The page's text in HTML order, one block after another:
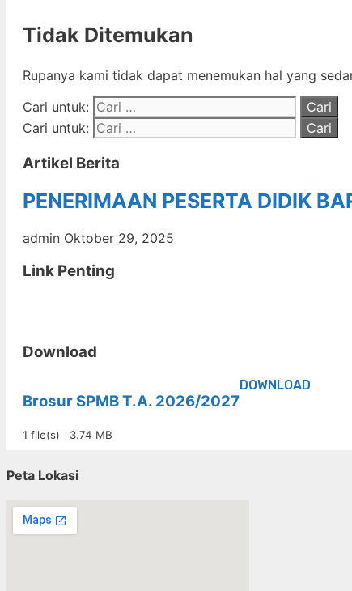
Tidak Ditemukan
Rupanya kami tidak dapat menemukan hal yang
Cari untuk:
Cari untuk:
Artikel Berita
PENERIMAAN PESERTA DIDIK
admin Oktober 29, 2025
Link Penting
Download
Brosur SPMB T.A. 2026/2027
1 file(s) 3.74 MB
DOWNLOAD
Peta Lokasi